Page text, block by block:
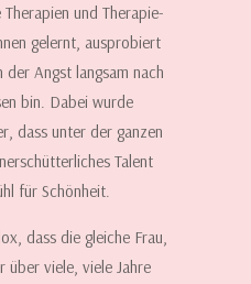
und Therapie-
gelernt, ausprobiert
Angst langsam nach
bin. Dabei wurde
dass unter der ganzen
Talent
für Schönheit.
dass die gleiche Frau,
über viele, viele Jahre